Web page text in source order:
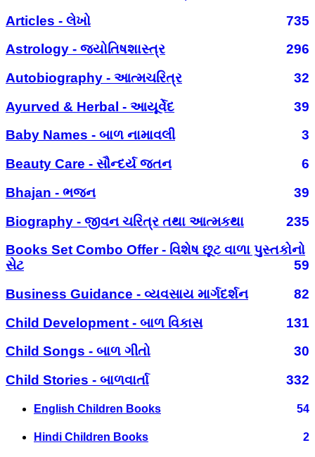
Articles - લેખો
735
Astrology - જ્યોતિષશાસ્ત્ર
296
Autobiography - આત્મચરિત્ર
32
Ayurved & Herbal - આયૂર્વેદ
39
Baby Names - બાળ નામાવલી
3
Beauty Care - સૌન્દર્ય જતન
6
Bhajan - ભજન
39
Biography - જીવન ચરિત્ર તથા આત્મકથા
235
Books Set Combo Offer - વિશેષ છૂટ વાળા પુસ્તકોનો
સેટ
59
Business Guidance - વ્યવસાય માર્ગદર્શન
82
Child Development - બાળ વિકાસ
131
Child Songs - બાળ ગીતો
30
Child Stories - બાળવાર્તા
332
English Children Books 54
Hindi Children Books 2